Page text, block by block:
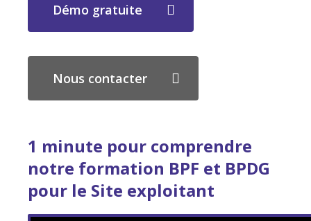
Démo gratuite
Nous contacter
1 minute pour comprendre
notre formation BPF et BPDG
pour le Site exploitant